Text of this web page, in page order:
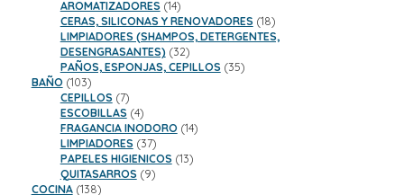
AROMATIZADORES 1414
productos
CERAS, SILICONAS Y RENOVADORES 1818
productos
LIMPIADORES (SHAMPOS, DETERGENTES,
DESENGRASANTES) 3232
productos
PAÑOS, ESPONJAS, CEPILLOS 3535
BAÑO 103103
productos
CEPILLOS 77
productos
ESCOBILLAS 44
productos
FRAGANCIA INODORO 1414
LIMPIADORES 3737
productos
PAPELES HIGIENICOS 1313
QUITASARROS 99
COCINA 138138